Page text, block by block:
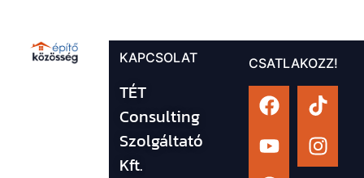
KAPCSOLAT
TÉT
Consulting
Szolgáltató
Kft.
CSATLAKOZZ!